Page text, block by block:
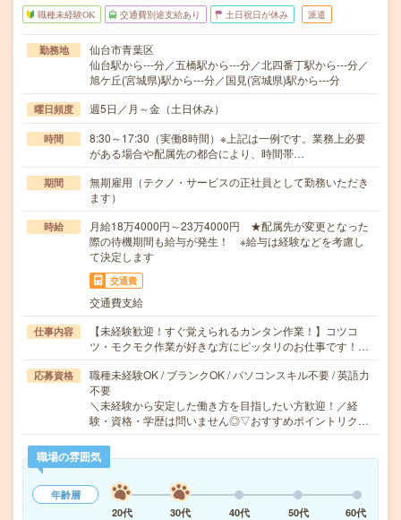
職種未経験OK 交通費別途支給あり 土日祝日が休み 派遣
勤務地
仙台市青葉区
仙台駅から---分／五橋駅から---分／北四番丁駅から---分／
旭ケ丘(宮城県)駅から---分／国見(宮城県)駅から---分
曜日頻度 週5日／月～金（土日休み）
時間
8:30～17:30（実働8時間）※上記は一例です。業務上必要
がある場合や配属先の都合により、時間帯…
期間
無期雇用（テクノ・サービスの正社員として勤務いただき
ます）
時給
月給18万4000円～23万4000円 ★配属先が変更となった
際の待機期間も給与が発生！ ※給与は経験などを考慮し
て決定します
交通費
交通費支給
仕事内容
【未経験歓迎！すぐ覚えられるカンタン作業！】コツコ
ツ・モクモク作業が好きな方にピッタリのお仕事です！…
応募資格
職種未経験OK / ブランクOK / パソコンスキル不要 / 英語力
不要
＼未経験から安定した働き方を目指したい方歓迎！／経
験・資格・学歴は問いません◎▽おすすめポイントリク…
職場の雰囲気
年齢層
20代
30代 40代 50代 60代